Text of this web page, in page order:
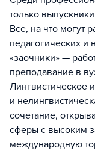
только
Все, на что могут
педагогических и
«заочники» —
преподавание в
Лингвистическое
и
сочетание,
сферы с высоким
международную